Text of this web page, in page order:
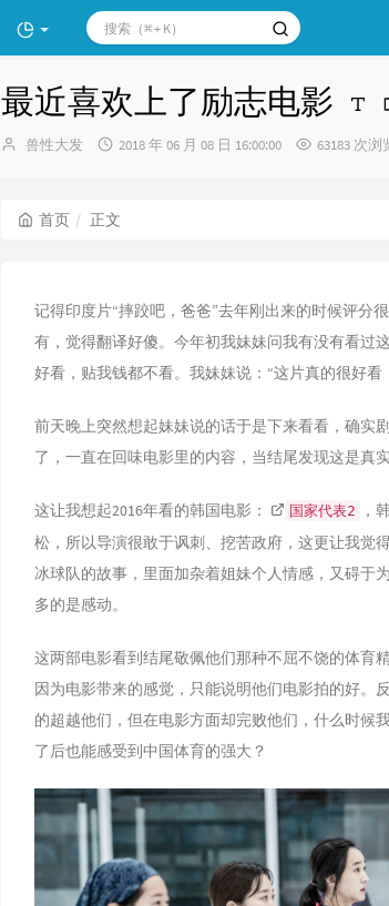
最近喜欢上了励志电影
博
兽性大发
发
2018 年 06 月 08 日 16:00:00 63183 次浏
首页 正文
记得印度片“摔跤吧，爸爸”去年刚出来的时候评分
有，觉得翻译好傻。今年初我妹妹问我有没有看过
好看，贴我钱都不看。我妹妹说：“这片真的很好看
前天晚上突然想起妹妹说的话于是下来看看，确实
了，一直在回味电影里的内容，当结尾发现这是真
这让我想起2016年看的韩国电影： 国家代表2
，
松，所以导演很敢于讽刺、挖苦政府，这更让我觉
冰球队的故事，里面加杂着姐妹个人情感，又碍于
多的是感动。
这两部电影看到结尾敬佩他们那种不屈不饶的体育
因为电影带来的感觉，只能说明他们电影拍的好。
的超越他们，但在电影方面却完败他们，什么时候
了后也能感受到中国体育的强大？